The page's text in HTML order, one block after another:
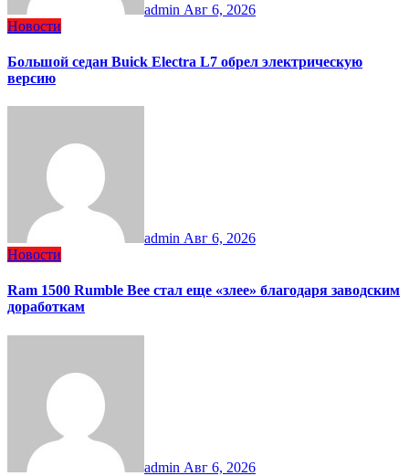
admin Авг 6, 2026
Новости
Большой седан Buick Electra L7 обрел электрическую
версию
admin Авг 6, 2026
Новости
Ram 1500 Rumble Bee стал еще «злее» благодаря заводским
доработкам
admin Авг 6, 2026